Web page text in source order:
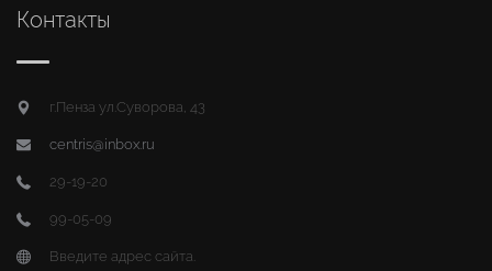
Контакты
г.Пенза ул.Суворова, 43
centris@inbox.ru
29-19-20
99-05-09
Введите адрес сайта.